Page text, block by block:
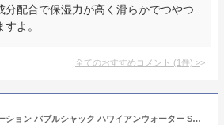
分配合で保湿力が高く滑らかでつやつ
よ。
全てのおすすめコメント (1件) >
シルキーボディローション バブルシャック ハワイアンウォーター Sサイズ オールナチュラル ヴィーガン 天然成分 ハワイ コスメティックス